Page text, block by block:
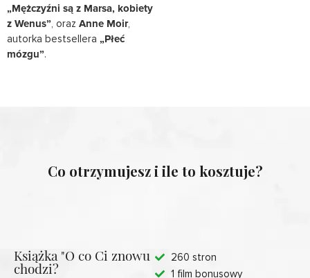
„Mężczyźni są z Marsa, kobiety
z Wenus” , oraz Anne Moir,
autorka bestsellera „Płeć
mózgu”.
Co otrzymujesz i ile to kosztuje?
Książka "O co Ci znowu
chodzi?
260 stron
1 film bonusowy